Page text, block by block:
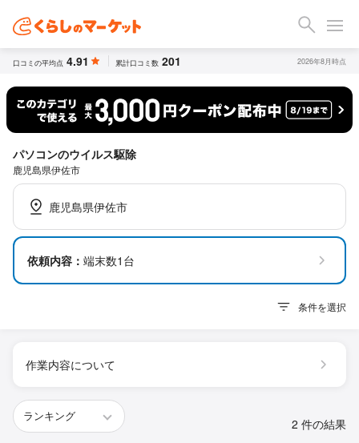
口コミの平均点 4.91 累計口コミ数 201 2026年8月時点
パソコンのウイルス駆除
鹿児島県伊佐市
鹿児島県伊佐市
依頼内容： 端末数1台
条件を選択
作業内容について
2 件の結果